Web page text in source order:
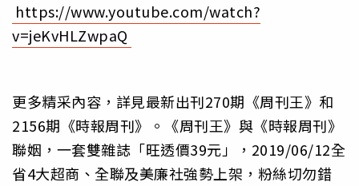
https://www.youtube.com/watch?
v=jeKvHLZwpaQ
更多精采內容，詳見最新出刊270期《周刊王》和
2156期《時報周刊》。《周刊王》與《時報周刊》
聯姻，一套雙雜誌「旺透價39元」，2019/06/12全
省4大超商、全聯及美廉社強勢上架，粉絲切勿錯